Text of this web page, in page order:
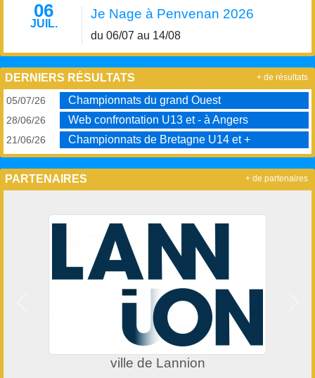
06
JUIL.
Je Nage à Penvenan 2026
du 06/07 au 14/08
DERNIERS RÉSULTATS
05/07/26 Championnats du grand Ouest
28/06/26 Web confrontation U13 et - à Angers
21/06/26 Championnats de Bretagne U14 et +
+ de résultats
PARTENAIRES
ville de Lannion
+ de partenaires